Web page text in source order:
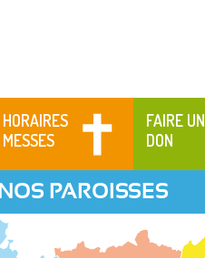
HORAIRES
MESSES
FAIRE UN
DON
NOS PAROISSES